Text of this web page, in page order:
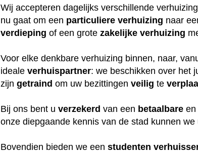
Wij accepteren dagelijks verschillende
nu gaat om een particuliere verhuizing naar
verdieping of een grotezakelijke verhuizing
Voor elke denkbare verhuizing binnen, naar,
idealeverhuispartner: we beschikken over het
zijngetraind om uw bezittingenveilig te
Bij ons bent uverzekerd van een betaalbare en
onze diepgaande kennis van de stad kunnen
Bovendien bieden we eenstudenten